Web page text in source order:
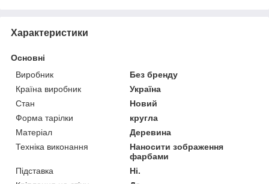
Характеристики
Основні
Виробник
Без бренду
Країна виробник
Україна
Стан
Новий
Форма тарілки
кругла
Матеріал
Деревина
Техніка виконання
Наносити зображення
фарбами
Підставка
Ні.